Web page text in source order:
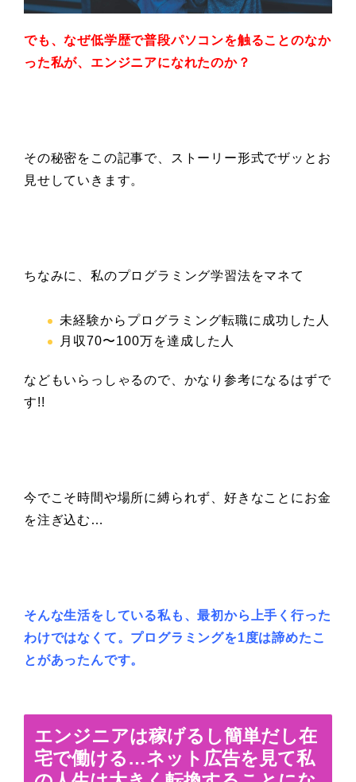
でも、なぜ低学歴で普段パソコンを触ることのなか
った私が、エンジニアになれたのか？
その秘密をこの記事で、ストーリー形式でザッとお
見せしていきます。
ちなみに、私のプログラミング学習法をマネて
未経験からプログラミング転職に成功した人
月収70〜100万を達成した人
などもいらっしゃるので、かなり参考になるはずで
す!!
今でこそ時間や場所に縛られず、好きなことにお金
を注ぎ込む…
そんな生活をしている私も、最初から上手く行った
わけではなくて。プログラミングを1度は諦めたこ
とがあったんです。
エンジニアは稼げるし簡単だし在
宅で働ける…ネット広告を見て私